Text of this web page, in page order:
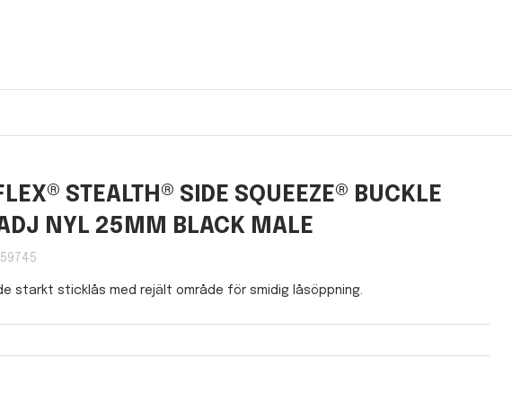
STEALTH® SIDE SQUEEZE® BUCKLE
NYL 25MM BLACK MALE
starkt sticklås med rejält område för smidig låsöppning.